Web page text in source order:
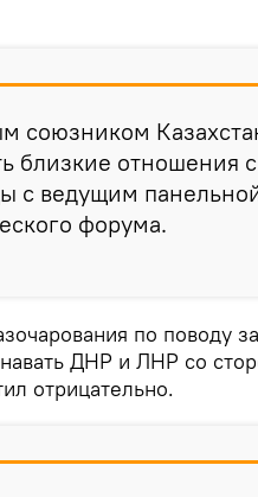
союзником
близкие отношения
с ведущим
форума.
по поводу
ДНР и ЛНР со
отрицательно.